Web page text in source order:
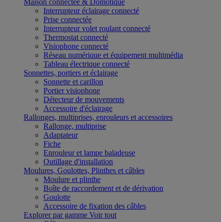
Maison connectée & Domotique
Interrupteur éclairage connecté
Prise connectée
Interrupteur volet roulant connecté
Thermostat connecté
Visiophone connecté
Réseau numérique et équipement multimédia
Tableau électrique connecté
Sonnettes, portiers et éclairage
Sonnette et carillon
Portier visiophone
Détecteur de mouvements
Accessoire d'éclairage
Rallonges, multiprises, enrouleurs et accessoires
Rallonge, multiprise
Adaptateur
Fiche
Enrouleur et lampe baladeuse
Outillage d'installation
Moulures, Goulottes, Plinthes et câbles
Moulure et plinthe
Boîte de raccordement et de dérivation
Goulotte
Accessoire de fixation des câbles
Explorer par gamme Voir tout